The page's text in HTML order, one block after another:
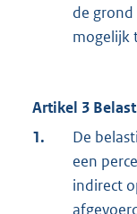
de grond
mogelijk
Artikel 3
1.
De
een
indirect